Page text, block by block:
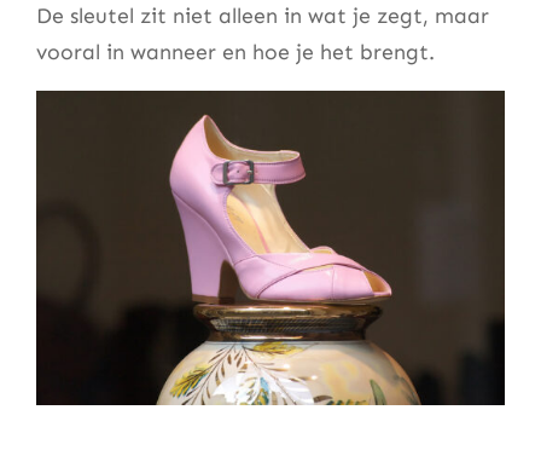
De sleutel zit niet alleen in wat je zegt, maar
vooral in wanneer en hoe je het brengt.